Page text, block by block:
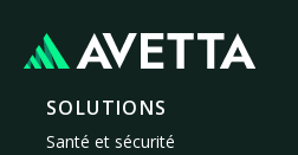
SOLUTIONS
Santé et sécurité